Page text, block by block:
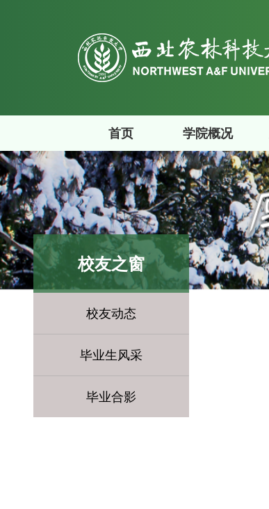
首页 学院概况
校友之窗
校友动态
毕业生风采
毕业合影